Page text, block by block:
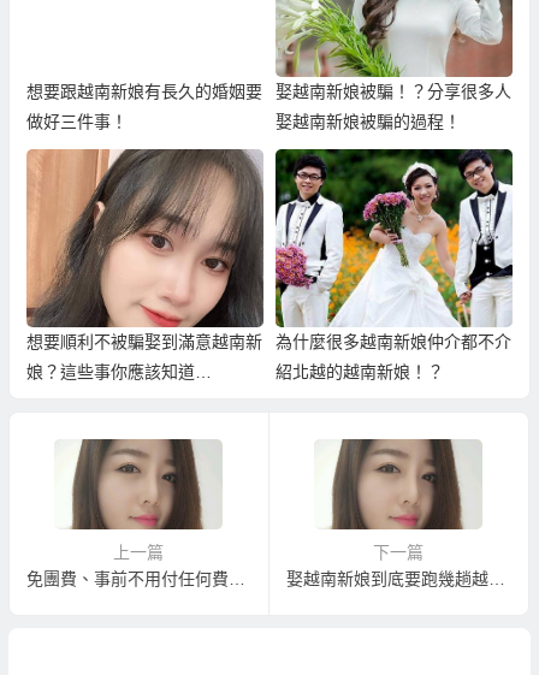
想要跟越南新娘有長久的婚姻要
做好三件事！
娶越南新娘被騙！？分享很多人
娶越南新娘被騙的過程！
想要順利不被騙娶到滿意越南新
娘？這些事你應該知道…
為什麼很多越南新娘仲介都不介
紹北越的越南新娘！？
上一篇
下一篇
娶越南新娘到底要跑幾趟越南？